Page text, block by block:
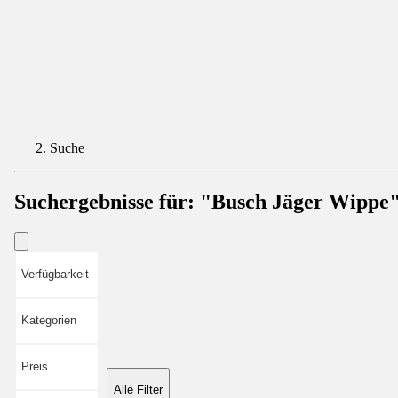
Suche
Suchergebnisse für: "Busch Jäger
Verfügbarkeit
Kategorien
Preis
Alle Filter